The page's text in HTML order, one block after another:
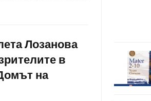
Лозанова
в
на